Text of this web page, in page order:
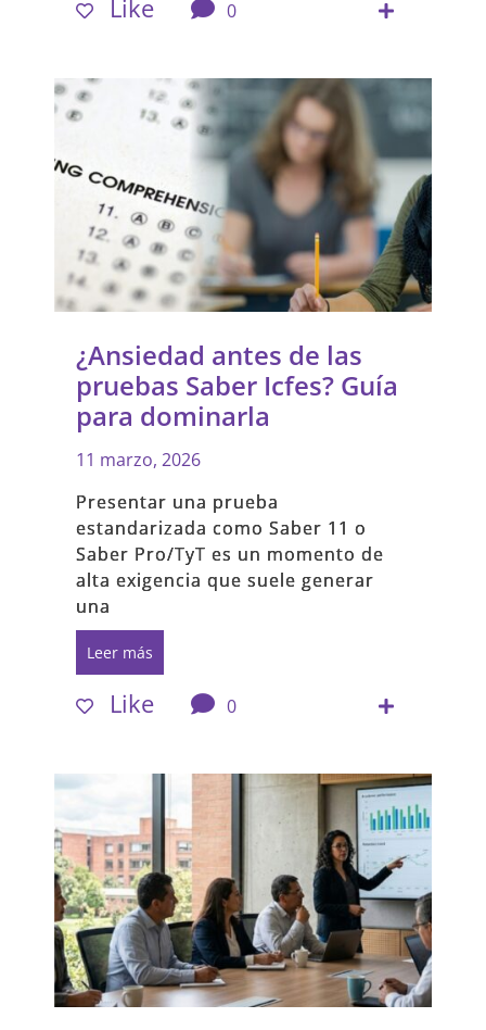
Like 0
¿Ansiedad antes de las
pruebas Saber Icfes? Guía
para dominarla
11 marzo, 2026
Presentar una prueba
estandarizada como Saber 11 o
Saber Pro/TyT es un momento de
alta exigencia que suele generar
una
Leer más
Like 0